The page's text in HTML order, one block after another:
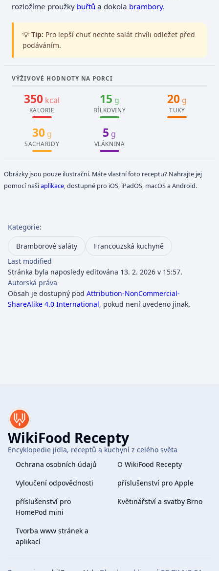
rozložíme proužky buřtů a dokola brambory.
💡 Tip: Pro lepší chuť nechte salát chvíli odležet před
podáváním.
VÝŽIVOVÉ HODNOTY NA PORCI
350 kcal
KALORIE
15 g
BÍLKOVINY
20 g
TUKY
30g
SACHARIDY
5 g
VLÁKNINA
Obrázky jsou pouze ilustrační. Máte vlastní foto receptu? Nahrajte jej
pomocí našíaplikace, dostupné pro iOS, iPadOS, macOS a Android.
Kategorie:
Bramborové saláty
Francouzská kuchyně
Last modified
Stránka byla naposledy editována 13. 2. 2026 v 15:57.
Autorská práva
Obsah je dostupný pod Attribution-NonCommercial-
ShareAlike 4.0 International, pokud není uvedeno jinak.
WikiFood Recepty
Encyklopedie jídla, receptů a kuchyní z celého světa
Ochrana osobních údajů
O WikiFood Recepty
Vyloučení odpovědnosti
příslušenství pro Apple
příslušenství pro
HomePod mini
Květinářství a svatby Brno
Tvorba www stránek a
aplikací